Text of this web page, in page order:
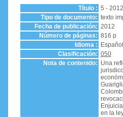
Título : 5 - 2012
Tipo de documento: texto
Fecha de publicación: 2012
Número de páginas: 816 p
Idioma :
Clasificación: 050
Nota de contenido: Una
en la